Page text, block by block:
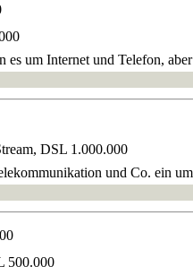
um Internet und Telefon,
DSL 1.000.000
und Co. ein
500.000